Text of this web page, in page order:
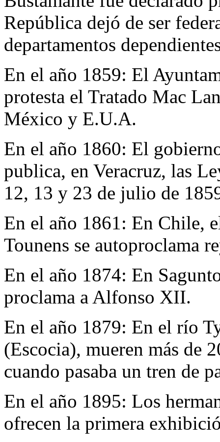
República dejó de ser
departamentos
En el año 1859: El
protesta el Tratado Mac
México y E.U.A.
En el año 1860: El
publica, en Veracruz, las
12, 13 y 23 de julio de
En el año 1861: En Chile,
Tounens se autoproclama
En el año 1874: En
proclama a Alfonso XII.
En el año 1879: En el río
(Escocia), mueren más de
cuando pasaba un tren de
En el año 1895: Los
ofrecen la primera